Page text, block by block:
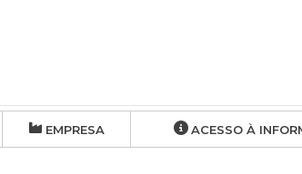
EMPRESA ACESSO À